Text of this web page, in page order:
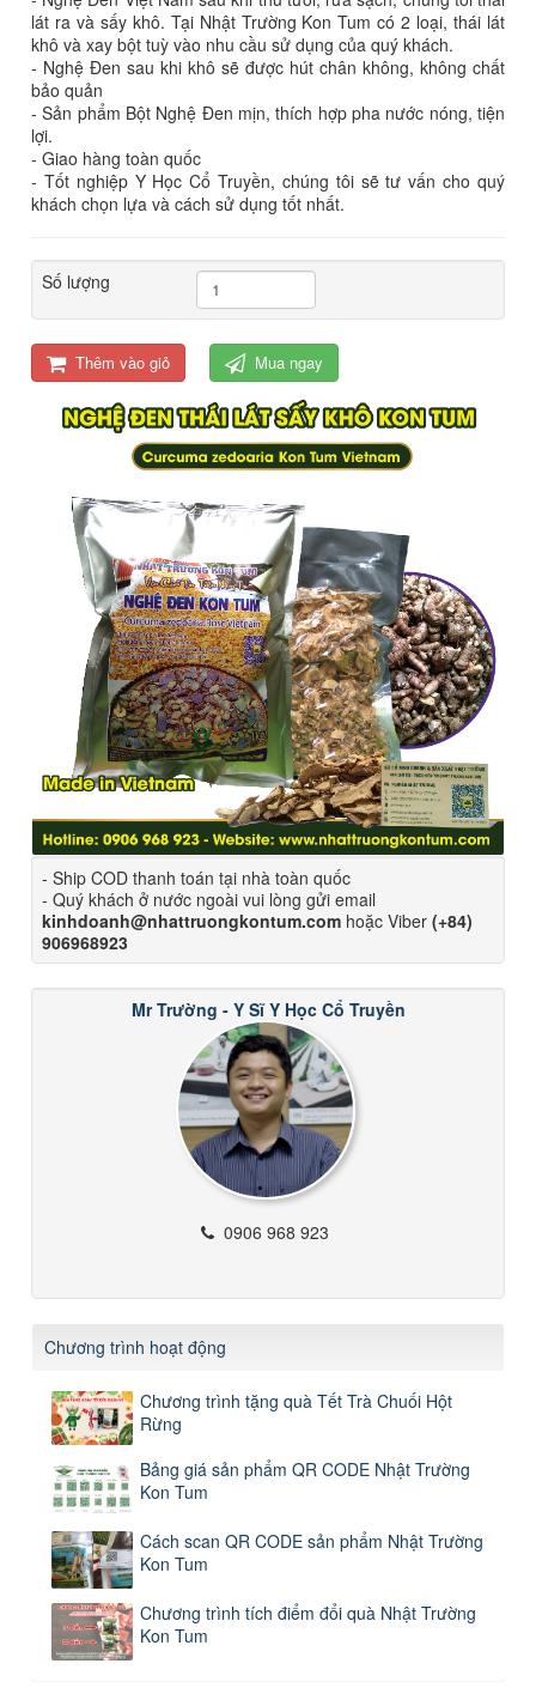
lát ra và sấy khô. Tại Nhật Trường Kon Tum có 2 loại, thái lát
khô và xay bột tuỳ vào nhu cầu sử dụng của quý khách.
- Nghệ Đen sau khi khô sẽ được hút chân không, không chất
bảo quản
- Sản phẩm Bột Nghệ Đen mịn, thích hợp pha nước nóng, tiện
lợi.
- Giao hàng toàn quốc
- Tốt nghiệp Y Học Cổ Truyền, chúng tôi sẽ tư vấn cho quý
khách chọn lựa và cách sử dụng tốt nhất.
Số lượng
Thêm vào giỏ Mua ngay
- Ship COD thanh toán tại nhà toàn quốc
- Quý khách ở nước ngoài vui lòng gửi email
kinhdoanh@nhattruongkontum.com hoặc Viber (+84)
906968923
Mr Trường - Y Sĩ Y Học Cổ Truyền
0906 968 923
Chương trình hoạt động
Chương trình tặng quà Tết Trà Chuối Hột
Rừng
Bảng giá sản phẩm QR CODE Nhật Trường
Kon Tum
Cách scan QR CODE sản phẩm Nhật Trường
Kon Tum
Chương trình tích điểm đổi quà Nhật Trường
Kon Tum